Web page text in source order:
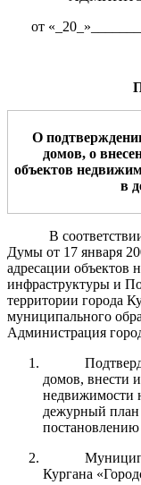
от
О
домов, о
объектов
в
В
Думы от 17 января
адресации объектов
инфраструктуры и
территории города
муниципального
Администрация
домов, внести
недвижимости
дежурный план
Кургана